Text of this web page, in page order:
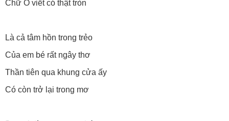
Chữ O viết có thật tròn
Là cả tâm hồn trong trẻo
Của em bé rất ngây thơ
Thần tiên qua khung cửa ấy
Có còn trở lại trong mơ